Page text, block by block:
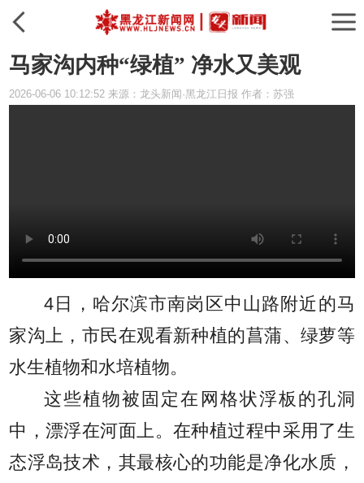
马家沟内种“绿植” 净水又美观
2026-06-06 10:12:52 来源：龙头新闻·黑龙江日报 作者：苏强
4日，哈尔滨市南岗区中山路附近的马
家沟上，市民在观看新种植的菖蒲、绿萝等
水生植物和水培植物。
这些植物被固定在网格状浮板的孔洞
中，漂浮在河面上。在种植过程中采用了生
态浮岛技术，其最核心的功能是净化水质，